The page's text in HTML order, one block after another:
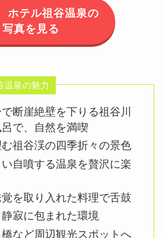
テル祖谷温泉の
写真を見る
泉の魅力
断崖絶壁を下りる祖谷川
で、自然を満喫
祖谷渓の四季折々の景色
自噴する温泉を贅沢に楽
を取り入れた料理で舌鼓
寂に包まれた環境
など周辺観光スポットへ